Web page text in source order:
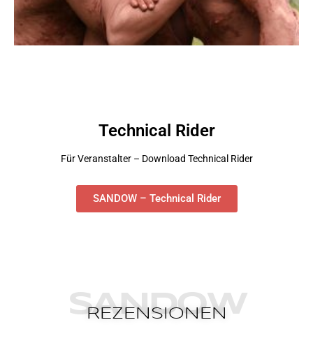
Technical Rider
Für Veranstalter – Download Technical Rider
SANDOW – Technical Rider
SANDOW
REZENSIONEN